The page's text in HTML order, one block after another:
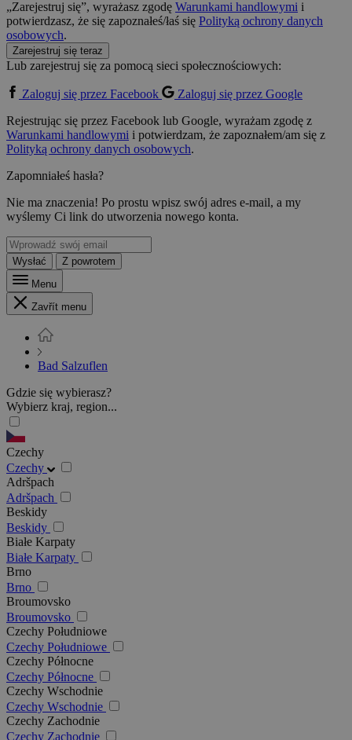
„Zarejestruj się”, wyrażasz zgodę Warunkami handlowymi i
potwierdzasz, że się zapoznałeś/łaś się Polityką ochrony danych
osobowych.
Zarejestruj się teraz
Lub zarejestruj się za pomocą sieci społecznościowych:
Zaloguj się przez Facebook
Zaloguj się przez Google
Rejestrując się przez Facebook lub Google, wyrażam zgodę z
Warunkami handlowymi i potwierdzam, że zapoznałem/am się z
Polityką ochrony danych osobowych.
Zapomniałeś hasła?
Nie ma znaczenia! Po prostu wpisz swój adres e-mail, a my
wyślemy Ci link do utworzenia nowego konta.
Wysłać
Z powrotem
Menu
Zavřít menu
Bad Salzuflen
Gdzie się wybierasz?
Wybierz kraj, region...
Czechy
Czechy
Adršpach
Adršpach
Beskidy
Beskidy
Białe Karpaty
Białe Karpaty
Brno
Brno
Broumovsko
Broumovsko
Czechy Południowe
Czechy Południowe
Czechy Północne
Czechy Północne
Czechy Wschodnie
Czechy Wschodnie
Czechy Zachodnie
Czechy Zachodnie